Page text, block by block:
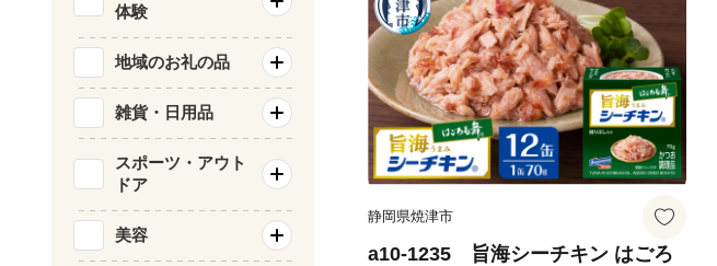
静岡県焼津市
a10-1235 旨海シーチキン はごろ
体験
地域のお礼の品
雑貨・日用品
スポーツ・アウト
ドア
美容